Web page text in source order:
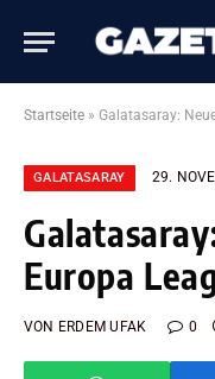
Startseite » Galatasaray:
GALATASARAY 29.
Europa
VON ERDEM UFAK 0